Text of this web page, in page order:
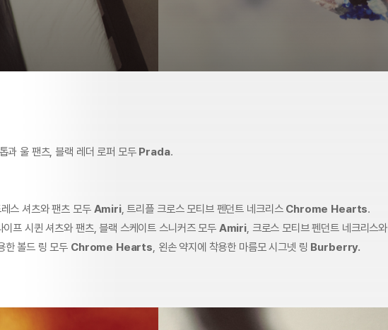
과 울 팬츠, 블랙 레더 로퍼 모두 Prada.
스 셔츠와 팬츠 모두 Amiri, 트리플 크로스 모티브 펜던트 네크리스 Chrome Hearts.
이프 시퀸 셔츠와 팬츠, 블랙 스케이트 스니커즈 모두 Amiri , 크로스 모티브 펜던트 네크리스와
한 볼드 링 모두 Chrome Hearts , 왼손 약지에 착용한 마름모 시그넷 링 Burberry.